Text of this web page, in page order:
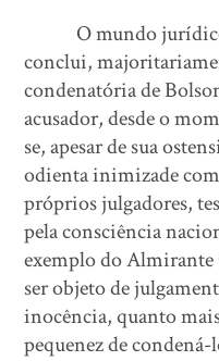
O mundo jurídico
conclui,
condenatória de
acusador, desde o
se, apesar de sua
odienta inimizade
próprios julgadores,
pela consciência
exemplo do Almirante
ser objeto de
inocência, quanto
pequenez de condená-